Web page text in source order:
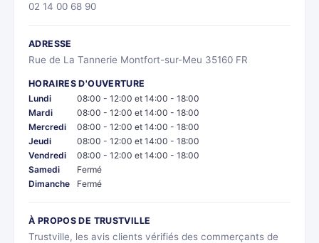
02 14 00 68 90
ADRESSE
Rue de La Tannerie Montfort-sur-Meu 35160 FR
HORAIRES D'OUVERTURE
Lundi
08:00 - 12:00 et 14:00 - 18:00
Mardi
08:00 - 12:00 et 14:00 - 18:00
Mercredi
08:00 - 12:00 et 14:00 - 18:00
Jeudi
08:00 - 12:00 et 14:00 - 18:00
Vendredi
08:00 - 12:00 et 14:00 - 18:00
Samedi
Fermé
Dimanche
Fermé
À PROPOS DE TRUSTVILLE
Trustville, les avis clients vérifiés des commerçants de